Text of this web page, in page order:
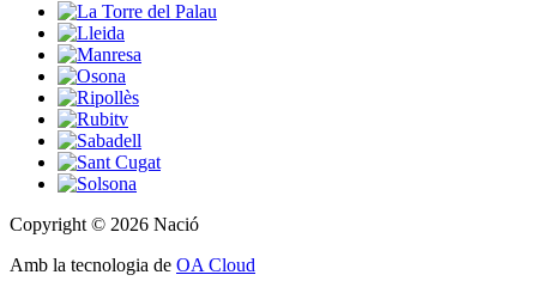
Copyright © 2026 Nació
Amb la tecnologia de OA Cloud